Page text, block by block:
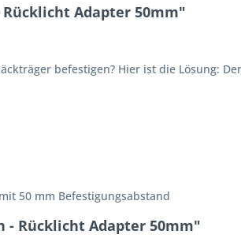
Adapter 50mm"
befestigen? Hier ist die Lösung:
50 mm Befestigungsabstand
Rücklicht Adapter 50mm"